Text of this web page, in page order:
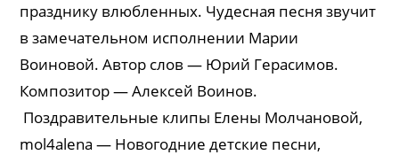
празднику влюбленных. Чудесная песня звучит
в замечательном исполнении Марии
Воиновой. Автор слов — Юрий Герасимов.
Композитор — Алексей Воинов.
Поздравительные клипы Елены Молчановой,
mol4alena — Новогодние детские песни,